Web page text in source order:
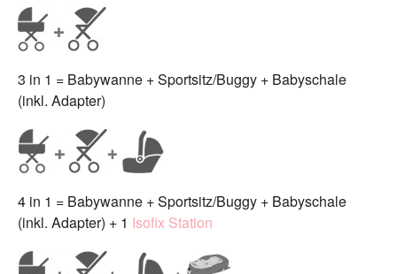
3 in 1 = Babywanne + Sportsitz/Buggy + Babyschale
(inkl. Adapter)
4 in 1 = Babywanne + Sportsitz/Buggy + Babyschale
(inkl. Adapter) + 1 Isofix Station